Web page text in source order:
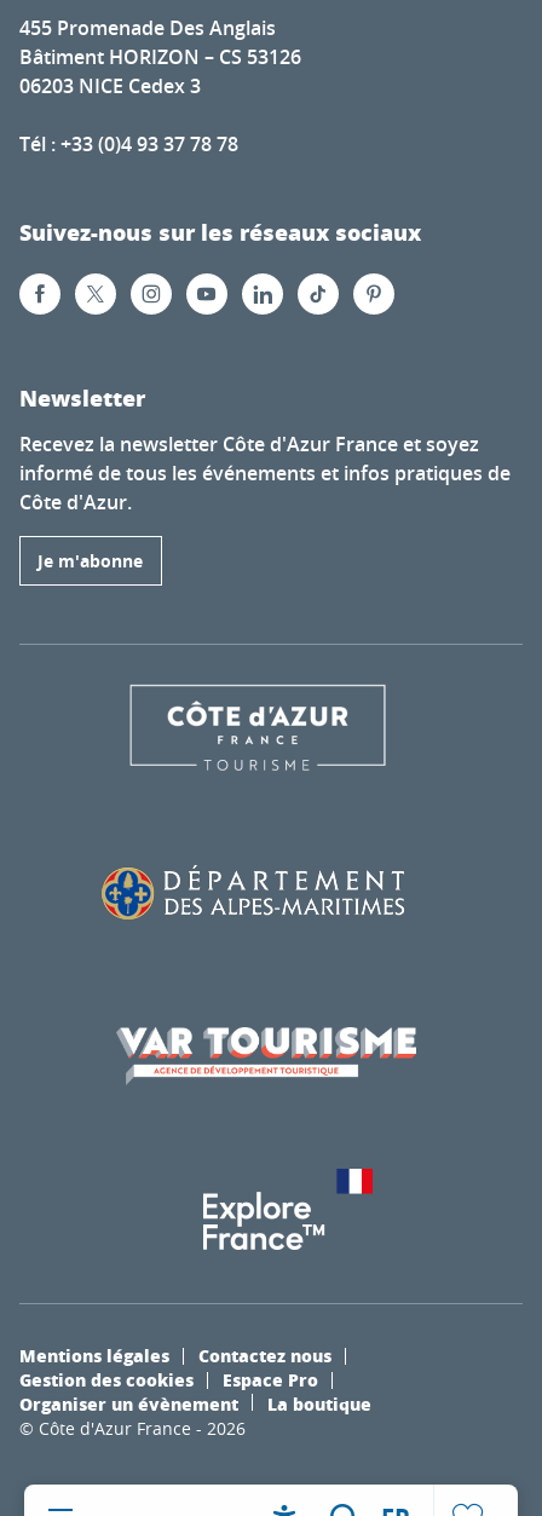
455 Promenade Des Anglais
Bâtiment HORIZON – CS 53126
06203 NICE Cedex 3
Tél : +33 (0)4 93 37 78 78
Suivez-nous sur les réseaux sociaux
Newsletter
Recevez la newsletter Côte d'Azur France et soyez
informé de tous les événements et infos pratiques de
Côte d'Azur.
Je m'abonne
© Côte d'Azur France - 2026
Mentions légales
Contactez nous
Gestion des cookies
Espace Pro
Organiser un évènement
La boutique